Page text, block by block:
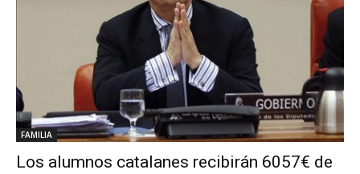
FAMILIA
Los alumnos catalanes recibirán 6057€ de